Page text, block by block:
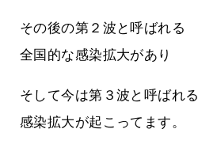
その後の第２波と呼ばれる
全国的な感染拡大があり
そして今は第３波と呼ばれる
感染拡大が起こってます。